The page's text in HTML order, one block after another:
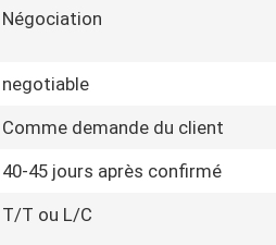
Négociation
negotiable
Comme demande du client
40-45 jours après confirmé
T/T ou L/C